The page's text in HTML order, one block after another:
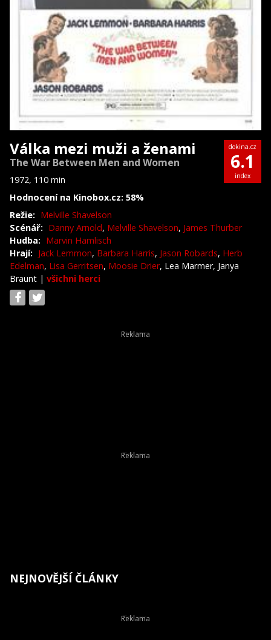
Válka mezi muži a ženami
The War Between Men and Women
1972, 110 min
Hodnocení na Kinobox.cz: 58%
dokina.cz
6.1
index
Režie: Melville Shavelson
Scénář: Danny Arnold, Melville Shavelson, James Thurber
Hudba: Marvin Hamlisch
Hrají: Jack Lemmon, Barbara Harris, Jason Robards, Herb
Edelman, Lisa Gerritsen, Moosie Drier, Lea Marmer, Janya
Braunt | všichni herci
NEJNOVĚJŠÍ ČLÁNKY